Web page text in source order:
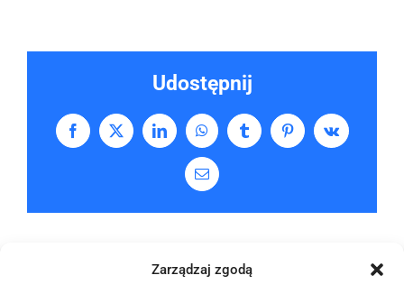
Zarządzaj zgodą
Udostępnij
Facebook
X LinkedInWhatsAppTumblr PinterestVk
Email